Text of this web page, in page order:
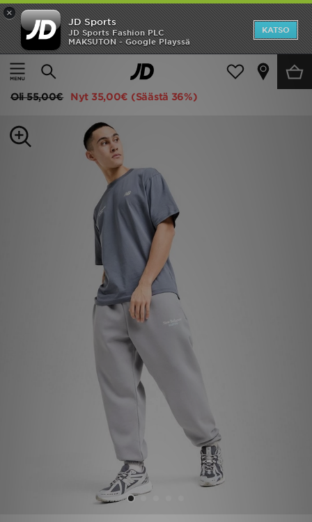
×
JD Sports
JD Sports Fashion PLC
MAKSUTON - Google Playssä
KATSO
Etusivu
Miehet Miesten vaatteet Verryttelyhousut
New Balance Collegehousut Miehet
Oli55,00€ Nyt 35,00€ (Säästä 36%)
Etusivu
ALE
Miehet
Lataa JD-sovellus
Asiakaspalvelu ja tietoa